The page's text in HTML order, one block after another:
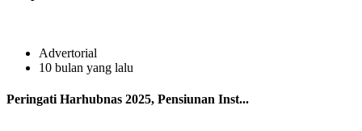
Advertorial
10 bulan yang lalu
Peringati Harhubnas 2025, Pensiunan Inst...